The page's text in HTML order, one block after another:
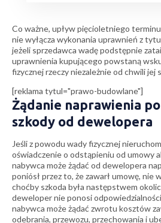
Co ważne, upływ pięcioletniego
nie wyłącza wykonania uprawnień z
jeżeli sprzedawca wadę podstępnie
uprawnienia kupującego powstaną
fizycznej rzeczy niezależnie od chwili jej
[reklama tytul="prawo-budowlane"]
Żądanie naprawienia
szkody od dewelopera
Jeśli z powodu wady fizycznej
oświadczenie o odstąpieniu od umowy
nabywca może żądać od dewelopera
poniósł przez to, że zawarł umowę, nie
choćby szkoda była następstwem
deweloper nie ponosi
nabywca może żądać zwrotu kosztów
odebrania, przewozu, przechowania i